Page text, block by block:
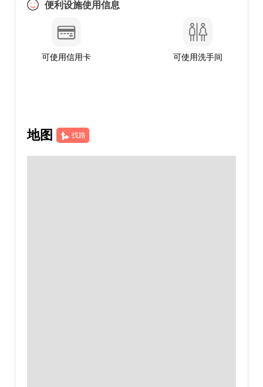
便利设施使用信息
可使用信用卡 可使用洗手间
地图 找路